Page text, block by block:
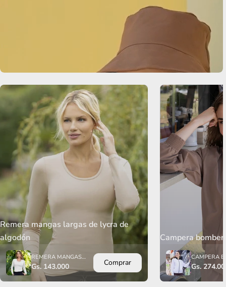
Remera mangas largas de lycra de
algodón
REMERA MANGAS
LARGAS DE LYCRA DE
ALGODÓN
Precio
habitual
Gs. 143.000 Comprar
Campera
CAMPERA
DE TACTEL
CON
Precio
habitual
Gs.